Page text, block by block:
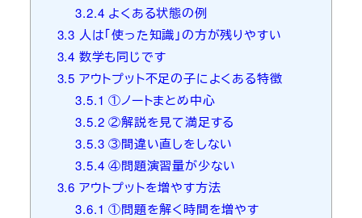
3.2.4 よくある状態の例
3.3 人は「使った知識」の方が残りやすい
3.4 数学も同じです
3.5 アウトプット不足の子によくある特徴
3.5.1 ①ノートまとめ中心
3.5.2 ②解説を見て満足する
3.5.3 ③間違い直しをしない
3.5.4 ④問題演習量が少ない
3.6 アウトプットを増やす方法
3.6.1 ①問題を解く時間を増やす